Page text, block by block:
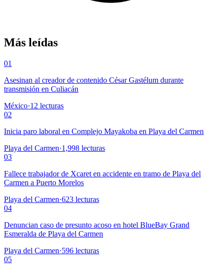
Más leídas
01
Asesinan al creador de contenido César Gastélum durante
transmisión en Culiacán
México·12 lecturas
02
Inicia paro laboral en Complejo Mayakoba en Playa del Carmen
Playa del Carmen·1,998 lecturas
03
Fallece trabajador de Xcaret en accidente en tramo de Playa del
Carmen a Puerto Morelos
Playa del Carmen·623 lecturas
04
Denuncian caso de presunto acoso en hotel BlueBay Grand
Esmeralda de Playa del Carmen
Playa del Carmen·596 lecturas
05